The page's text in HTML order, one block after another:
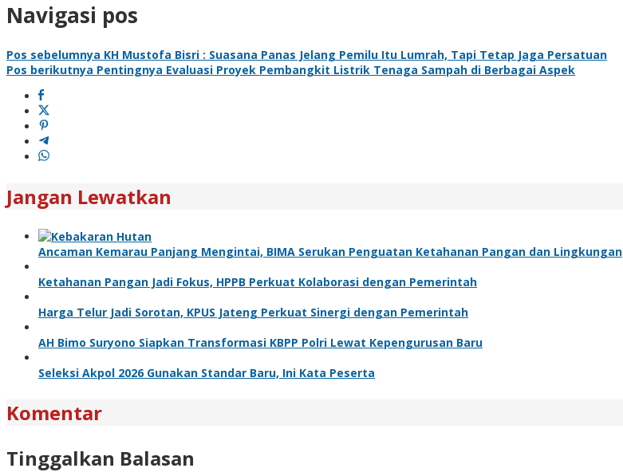
Navigasi pos
Pos sebelumnya KH Mustofa Bisri : Suasana Panas Jelang Pemilu Itu Lumrah, Tapi Tetap Jaga Persatuan
Pos berikutnya Pentingnya Evaluasi Proyek Pembangkit Listrik Tenaga Sampah di Berbagai Aspek
Jangan Lewatkan
Ancaman Kemarau Panjang Mengintai, BIMA Serukan Penguatan Ketahanan Pangan dan Lingkungan
Ketahanan Pangan Jadi Fokus, HPPB Perkuat Kolaborasi dengan Pemerintah
Harga Telur Jadi Sorotan, KPUS Jateng Perkuat Sinergi dengan Pemerintah
AH Bimo Suryono Siapkan Transformasi KBPP Polri Lewat Kepengurusan Baru
Seleksi Akpol 2026 Gunakan Standar Baru, Ini Kata Peserta
Komentar
Tinggalkan Balasan